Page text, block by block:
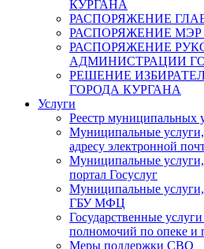
КУРГАНА
РАСПОРЯЖЕНИЕ
РАСПОРЯЖЕНИЕ МЭР
РАСПОРЯЖЕНИЕ
АДМИНИСТРАЦИИ
РЕШЕНИЕ
ГОРОДА КУРГАНА
Услуги
Реестр муниципальных
Муниципальные
адресу электронной
Муниципальные услуги,
портал Госуслуг
Муниципальные услуги,
ГБУ МФЦ
Государственные
полномочий по опеке и
Меры поддержки СВО